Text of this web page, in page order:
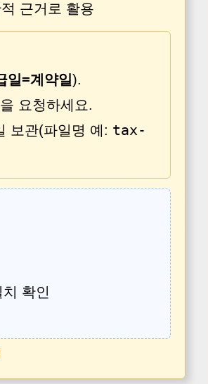
근거로 활용
일=계약일).
을 요청하세요.
보관(파일명 예: tax-
확인